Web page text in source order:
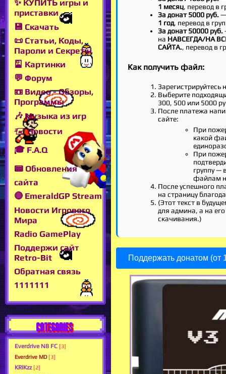
✨ КУПИТЬ игры и
приставки
💾 Скачать
📜 Статьи, Коды,
Пароли и Секреты
🎴 Картинки
💬 Форум
📼 Видео - Обзоры,
Программы
🎶 Музыка из игр
🖅 Новости
🎓 F.A.Q
📟 Обновления
сайта
🔴 EmeraldGP Stream
Новости Игрового
Мира
Radio GamePlay
Поддержи сайт
Retro-Bit
Обратная связь
1111111
CATEGORIES
Everdrive N8 FC [3]
Everdrive MD [3]
KRIKzz [2]
1 месяц, перевод в
За донат 5000 руб.—
1 год, перевод в
За донат 50000 руб.
на НАВСЕГДА/НА
САЙТА., перевод в
Как получить файл:
Зарегистрируйтесь
Выберите
300, 500 или 5000
После платежа
сайте:
При
какой
При
группу —
файлам
После успешного
на страницу
(Этот текст в
для админа, а на
скачивания.)
Поддержать донатом (от